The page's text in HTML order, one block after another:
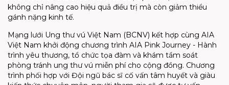
không chỉ nâng cao hiệu quả điều trị mà còn giảm thiểu
gánh nặng kinh tế.
Mạng lưới Ung thư vú Việt Nam (BCNV) kết hợp cùng AIA
Việt Nam khởi động chương trình AIA Pink Journey - Hành
trình yêu thương, tổ chức tọa đàm và khám tầm soát
phòng tránh ung thư vú miễn phí cho cộng đồng. Chương
trình phối hợp với Đội ngũ bác sĩ cố vấn tâm huyết và giàu